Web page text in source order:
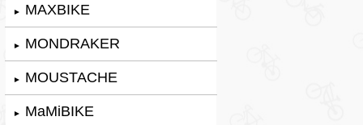
► MAXBIKE
► MONDRAKER
► MOUSTACHE
► MaMiBIKE